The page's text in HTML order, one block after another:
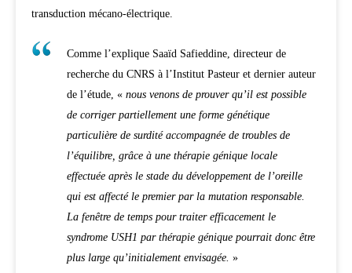
transduction mécano-électrique.
Comme l’explique Saaïd Safieddine, directeur de
recherche du CNRS à l’Institut Pasteur et dernier auteur
de l’étude, « nous venons de prouver qu’il est possible
de corriger partiellement une forme génétique
particulière de surdité accompagnée de troubles de
l’équilibre, grâce à une thérapie génique locale
effectuée après le stade du développement de l’oreille
qui est affecté le premier par la mutation responsable.
La fenêtre de temps pour traiter efficacement le
syndrome USH1 par thérapie génique pourrait donc être
plus large qu’initialement envisagée. »